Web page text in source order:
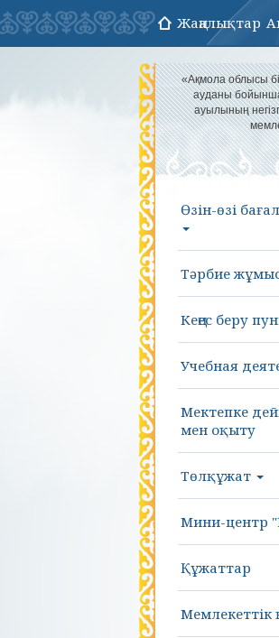
Жаңалықтар
«Ақмола облысы
ауданы
ауылының
Өзін-өзі
Тәрбие
Кеңес беру
Учебная
Мектепке
мен оқыту
Төлқұжат
Мини-центр
Құжаттар
Мемлекеттік